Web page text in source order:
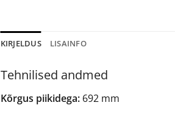
KIRJELDUS LISAINFO
Tehnilised andmed
Kõrgus piikidega:692 mm